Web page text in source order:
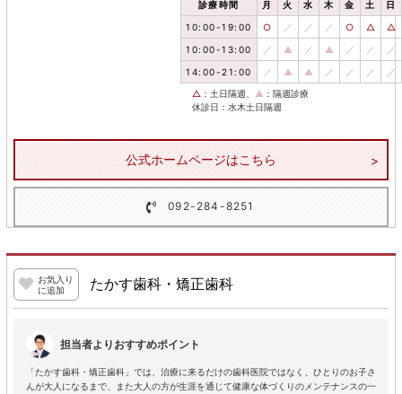
診療時間 月 火 水 木 金 土 日
10:00-19:00 ○ ／ ／ ／ ○ △ △
10:00-13:00 ／ ▲ ／ ▲ ／ ／ ／
14:00-21:00 ／ ▲ ▲ ／ ／ ／ ／
△ ：土日隔週、 ▲ ：隔週診療
休診日：水木土日隔週
公式ホームページはこちら
092-284-8251
お気入り
に追加
たかす歯科・矯正歯科
担当者よりおすすめポイント
「たかす歯科・矯正歯科」では、治療に来るだけの歯科医院ではなく、ひとりのお子さ
んが大人になるまで、また大人の方が生涯を通じて健康な体づくりのメンテナンスの一